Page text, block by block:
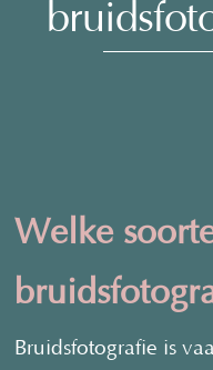
Welke
Bruidsfotografie is